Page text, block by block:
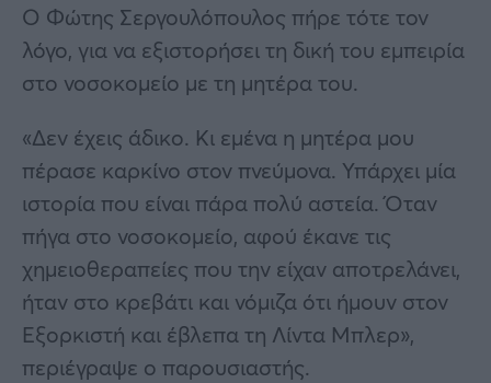
Ο Φώτης Σεργουλόπουλος πήρε τότε τον
λόγο, για να εξιστορήσει τη δική του εμπειρία
στο νοσοκομείο με τη μητέρα του.
«Δεν έχεις άδικο. Κι εμένα η μητέρα μου
πέρασε καρκίνο στον πνεύμονα. Υπάρχει μία
ιστορία που είναι πάρα πολύ αστεία. Όταν
πήγα στο νοσοκομείο, αφού έκανε τις
χημειοθεραπείες που την είχαν αποτρελάνει,
ήταν στο κρεβάτι και νόμιζα ότι ήμουν στον
Εξορκιστή και έβλεπα τη Λίντα Μπλερ»,
περιέγραψε ο παρουσιαστής.